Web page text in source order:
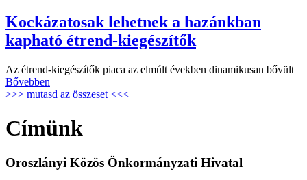
Kockázatosak lehetnek a hazánkban
kapható étrend-kiegészítők
Az étrend-kiegészítők piaca az elmúlt években dinamikusan bővült
Bővebben
>>> mutasd az összeset <<<
Címünk
Oroszlányi Közös Önkormányzati Hivatal